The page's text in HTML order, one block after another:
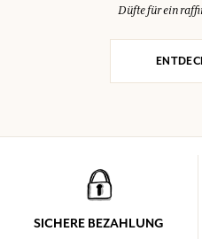
Düfte für ein
SICHERE BEZAHLUNG